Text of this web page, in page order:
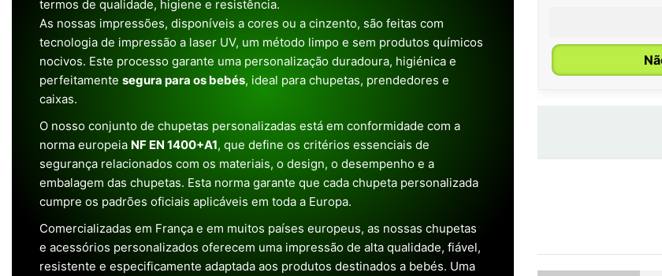
termos de qualidade, higiene e resistência.
As nossas impressões, disponíveis a cores ou a cinzento, são feitas com
tecnologia de impressão a laser UV, um método limpo e sem produtos químicos
nocivos. Este processo garante uma personalização duradoura, higiénica e
perfeitamente segura para os bebés, ideal para chupetas, prendedores e
caixas.
O nosso conjunto de chupetas personalizadas está em conformidade com a
norma europeia NF EN 1400+A1, que define os critérios essenciais de
segurança relacionados com os materiais, o design, o desempenho e a
embalagem das chupetas. Esta norma garante que cada chupeta personalizada
cumpre os padrões oficiais aplicáveis em toda a Europa.
Comercializadas em França e em muitos países europeus, as nossas chupetas
e acessórios personalizados oferecem uma impressão de alta qualidade, fiável,
resistente e especificamente adaptada aos produtos destinados a bebés. Uma